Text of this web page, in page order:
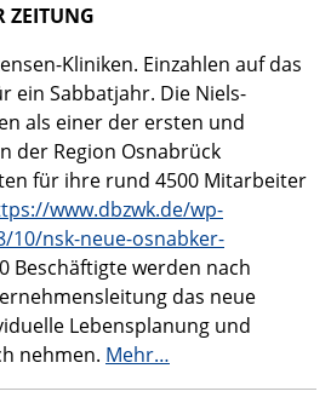
ZEITUNG
Kliniken. Einzahlen auf das
ein Sabbatjahr. Die Niels-
als einer der ersten und
der Region Osnabrück
für ihre rund 4500 Mitarbeiter
www.dbzwk.de/wp-
10/nsk-neue-osnabker-
Beschäftigte werden nach
das neue
Lebensplanung und
nehmen. Mehr…